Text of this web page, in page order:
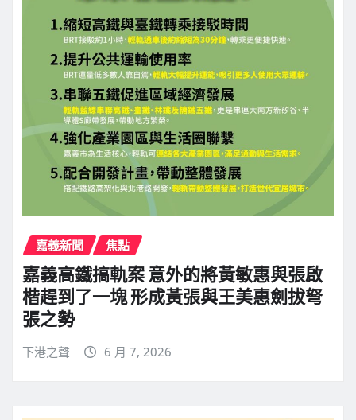
嘉義新聞 焦點
嘉義高鐵搞軌案 意外的將黃敏惠與張啟
楷趕到了一塊 形成黃張與王美惠劍拔弩
張之勢
下港之聲 6 月 7, 2026